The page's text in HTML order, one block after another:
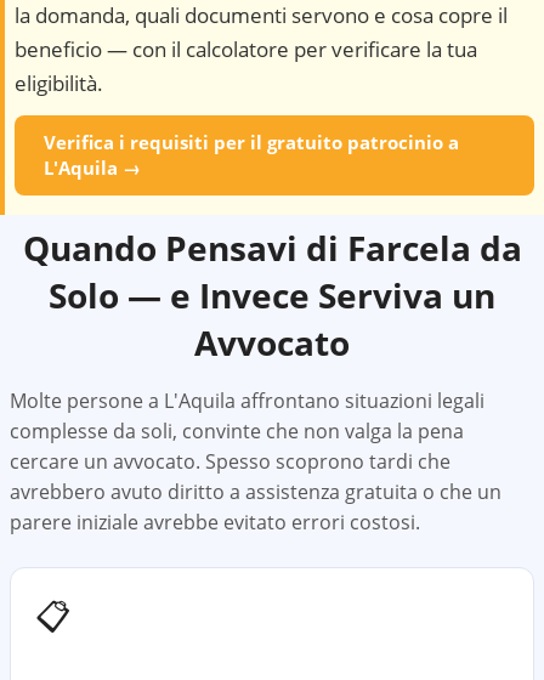
la domanda, quali documenti servono e cosa copre il
beneficio — con il calcolatore per verificare la tua
eligibilità.
Verifica i requisiti per il gratuito patrocinio a
L'Aquila →
Quando Pensavi di Farcela da
Solo — e Invece Serviva un
Avvocato
Molte persone a L'Aquila affrontano situazioni legali
complesse da soli, convinte che non valga la pena
cercare un avvocato. Spesso scoprono tardi che
avrebbero avuto diritto a assistenza gratuita o che un
parere iniziale avrebbe evitato errori costosi.
📋